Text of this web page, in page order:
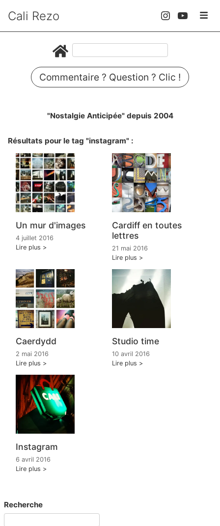
Cali Rezo
Commentaire ? Question ? Clic !
"Nostalgie Anticipée" depuis 2004
Résultats pour le tag "instagram" :
Un mur d'images
4 juillet 2016
Lire plus
Cardiff en toutes
lettres
21 mai 2016
Lire plus
Caerdydd
2 mai 2016
Lire plus
Studio time
10 avril 2016
Lire plus
Instagram
6 avril 2016
Lire plus
Recherche